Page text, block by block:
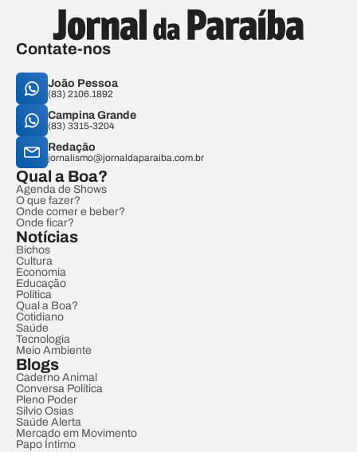
Contate-nos
João Pessoa
(83) 2106.1892
Campina Grande
(83) 3315-3204
Redação
jornalismo@jornaldaparaiba.com.br
Qual a Boa?
Agenda de Shows
O que fazer?
Onde comer e beber?
Onde ficar?
Notícias
Bichos
Cultura
Economia
Educação
Política
Qual a Boa?
Cotidiano
Saúde
Tecnologia
Meio Ambiente
Blogs
Caderno Animal
Conversa Política
Pleno Poder
Sílvio Osias
Saúde Alerta
Mercado em Movimento
Papo Íntimo